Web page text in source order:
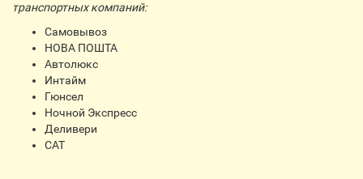
транспортных компаний:
Самовывоз
НОВА ПОШТА
Автолюкс
Интайм
Гюнсел
Ночной Экспресс
Деливери
CАТ